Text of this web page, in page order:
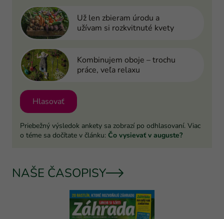
Už len zbieram úrodu a
užívam si rozkvitnuté kvety
Kombinujem oboje – trochu
práce, veľa relaxu
Hlasovať
Priebežný výsledok ankety sa zobrazí po odhlasovaní. Viac
o téme sa dočítate v článku: Čo vysievať v auguste?
NAŠE ČASOPISY